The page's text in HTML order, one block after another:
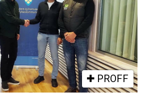
PROFF